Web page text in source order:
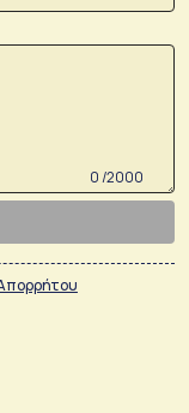
0 /2000